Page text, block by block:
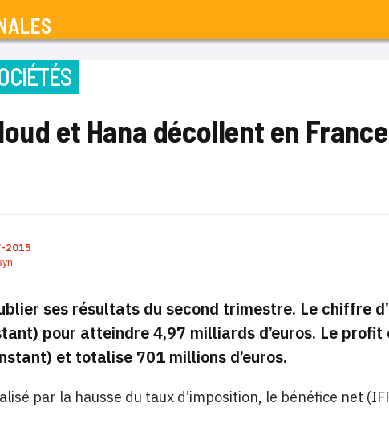
et Hana décollent en
2015
ses résultats du second trimestre. Le chiffre
pour atteindre 4,97 milliards d’euros. Le profit
et totalise 701 millions d’euros.
par la hausse du taux d’imposition, le bénéfice net